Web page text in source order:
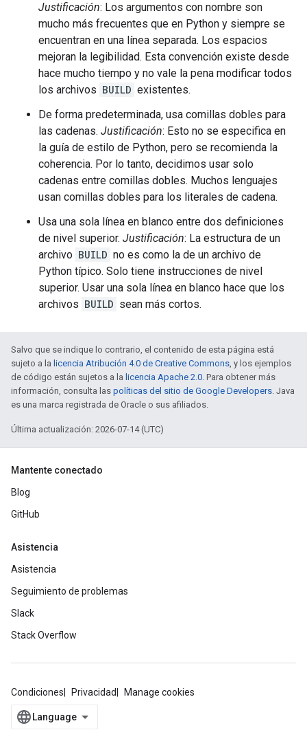
Justificación: Los argumentos con nombre son
mucho más frecuentes que en Python y siempre se
encuentran en una línea separada. Los espacios
mejoran la legibilidad. Esta convención existe desde
hace mucho tiempo y no vale la pena modificar todos
los archivos BUILD existentes.
De forma predeterminada, usa comillas dobles para
las cadenas. Justificación: Esto no se especifica en
la guía de estilo de Python, pero se recomienda la
coherencia. Por lo tanto, decidimos usar solo
cadenas entre comillas dobles. Muchos lenguajes
usan comillas dobles para los literales de cadena.
Usa una sola línea en blanco entre dos definiciones
de nivel superior. Justificación: La estructura de un
archivo BUILD no es como la de un archivo de
Python típico. Solo tiene instrucciones de nivel
superior. Usar una sola línea en blanco hace que los
archivos BUILD sean más cortos.
Salvo que se indique lo contrario, el contenido de esta página está
sujeto a la licencia Atribución 4.0 de Creative Commons, y los ejemplos
de código están sujetos a la licencia Apache 2.0. Para obtener más
información, consulta las políticas del sitio de Google Developers. Java
es una marca registrada de Oracle o sus afiliados.
Última actualización: 2026-07-14 (UTC)
Mantente conectado
Blog
GitHub
Asistencia
Asistencia
Seguimiento de problemas
Slack
Stack Overflow
Condiciones Privacidad Manage cookies